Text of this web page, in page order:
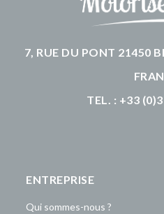
7, RUE DU PONT 21450
TEL. : +33
ENTREPRISE
Qui sommes-nous ?